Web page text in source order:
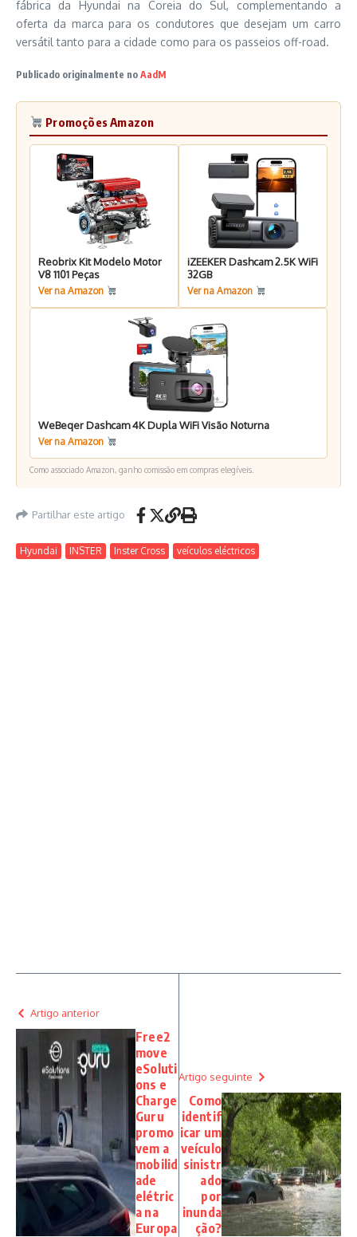
fábrica da Hyundai na Coreia do Sul, complementando a
oferta da marca para os condutores que desejam um carro
versátil tanto para a cidade como para os passeios off-road.
Publicado originalmente no AadM
Promoções Amazon
Reobrix Kit Modelo Motor
V8 1101 Peças
Ver na Amazon
iZEEKER Dashcam 2.5K WiFi
32GB
Ver na Amazon
WeBeqer Dashcam 4K Dupla WiFi Visão Noturna
Ver na Amazon
Como associado Amazon, ganho comissão em compras elegíveis.
Partilhar este artigo
Hyundai INSTER Inster Cross veículos eléctricos
Artigo anterior
Free2
move
eSoluti
ons e
Charge
Guru
promo
vem a
mobilid
ade
elétric
a na
Europa
Artigo seguinte
Como
identif
icar um
veículo
sinistr
ado
por
inunda
ção?